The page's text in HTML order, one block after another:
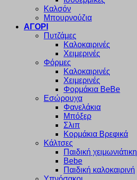
Καλσόν
Μπουρνούζια
ΑΓΟΡΙ
Πυτζάμες
Καλοκαιρινές
Χειμερινές
Φόρμες
Καλοκαιρινές
Χειμερινές
Φορμάκια BeBe
Εσώρουχα
Φανελάκια
Μπόξερ
Σλιπ
Κορμάκια Βρεφικά
Κάλτσες
Παιδική χειμωνιάτικη
Bebe
Παιδική καλοκαιρινή